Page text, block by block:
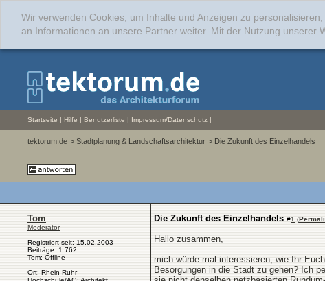
Wir verwenden Cookies, um Inhalte und Anzeigen zu
an Informationen an unsere Partner weiter. Mit der Nutzung unserer
Startseite | Hilfe | Benutzerliste | Impressum/Datenschutz |
tektorum.de > Stadtplanung & Landschaftsarchitektur > Die Zukunft des Einzelhandels
Tom
Moderator
Registriert seit: 15.02.2003
Beiträge: 1.762
Tom: Offline
Ort: Rhein-Ruhr
Die Zukunft des Einzelhandels #1 (
Hallo zusammen,
mich würde mal interessieren, wie Ihr
Besorgungen in die Stadt zu gehen? Ich